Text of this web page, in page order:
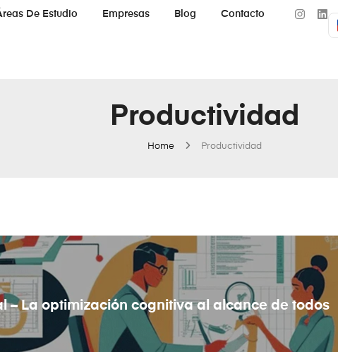
De Estudio Empresas Blog
Contacto
Home Productividad
Productividad
– La optimización cognitiva al alcance de todos